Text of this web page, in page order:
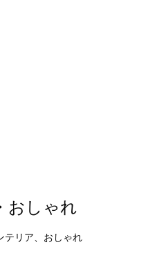
おしゃれ
テリア、おしゃれ